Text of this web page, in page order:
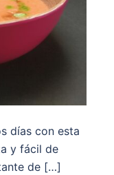
días con esta
y fácil de
de […]